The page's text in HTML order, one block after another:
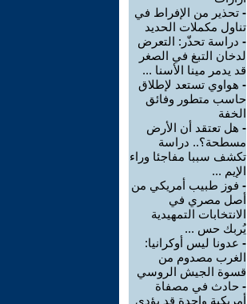
- تحذير من الإفراط في
تناول مكملات الحديد
- دراسة تحذّر: التعرض
لدخان التبغ في الصغر
قد يدمر مينا الأسنا ...
- هواوي تستعد لإطلاق
حاسب متطور وفائق
الخفة
- هل تعتقد أن الأرض
مسطحة؟.. دراسة
تكشف سببا مفاجئا وراء
الإيم ...
- فوز طبيب أمريكي من
أصل مصري في
الانتخابات التمهيدية
يُربك حس ...
- عدونا ليس أوكرانيا:
الغرب مصدوم من
قسوة الجيش الروسي
- حادث في مصفاة
أمريكية واحدة قد يؤدي